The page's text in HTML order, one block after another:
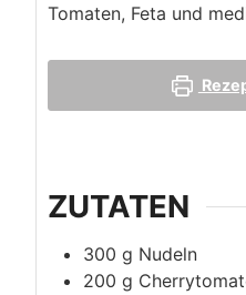
Tomaten, Feta und
ZUTATEN
300 g Nudeln
200 g